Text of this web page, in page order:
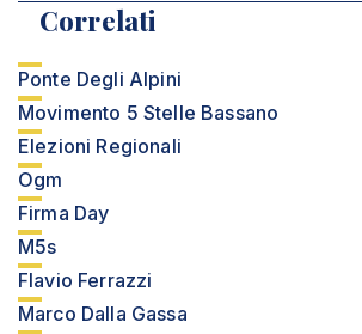
Correlati
Ponte Degli Alpini
Movimento 5 Stelle Bassano
Elezioni Regionali
Ogm
Firma Day
M5s
Flavio Ferrazzi
Marco Dalla Gassa